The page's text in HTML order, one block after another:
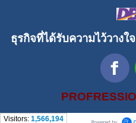
ธุรกิจที่ได้รับความไว้วาง
Visitors: 1,566,194